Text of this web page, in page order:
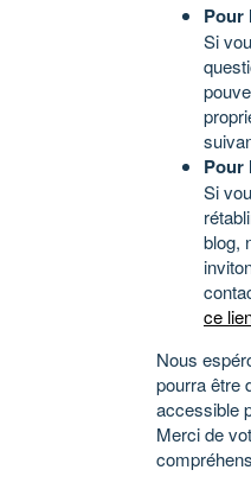
Pour
Si
Pour
Si
blog,
ce
Nous
pourra être
accessible
Merci de